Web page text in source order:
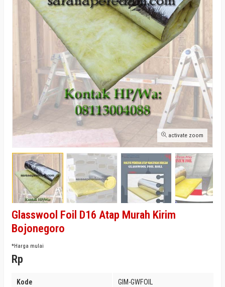
activate zoom
Glasswool Foil D16 Atap Murah Kirim
Bojonegoro
*Harga mulai
Rp
Kode GIM-GWFOIL